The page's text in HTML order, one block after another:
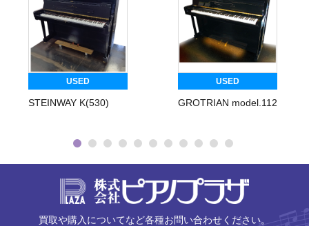
USED
STEINWAY K(530)
USED
GROTRIAN model.112
買取や購入についてなど各種お問い合わせください。